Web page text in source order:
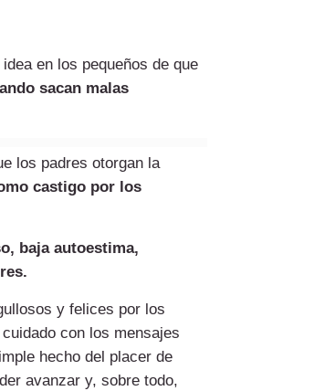
en los pequeños de que
sacan malas
los padres otorgan la
castigo por los
baja autoestima,
y felices por los
con los mensajes
hecho del placer de
avanzar y, sobre todo,